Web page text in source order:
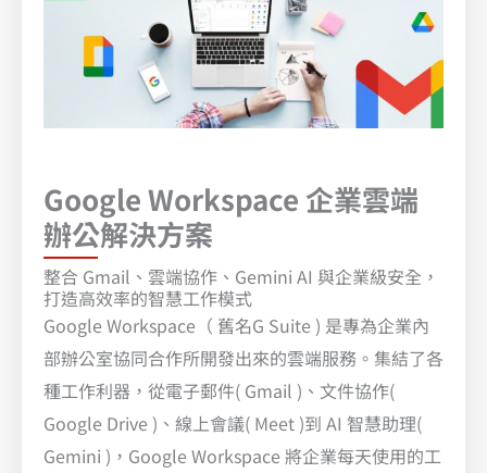
Google Workspace 企業雲端
辦公解決方案
整合 Gmail、雲端協作、Gemini AI 與企業級安全，
打造高效率的智慧工作模式
Google Workspace（ 舊名G Suite ) 是專為企業內
部辦公室協同合作所開發出來的雲端服務。集結了各
種工作利器，從電子郵件( Gmail )、文件協作(
Google Drive )、線上會議( Meet )到 AI 智慧助理(
Gemini )，Google Workspace 將企業每天使用的工